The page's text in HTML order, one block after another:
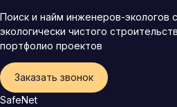
Поиск и найм инженеров-экологов
экологически чистого
портфолио проектов
Заказать звонок
SafeNet